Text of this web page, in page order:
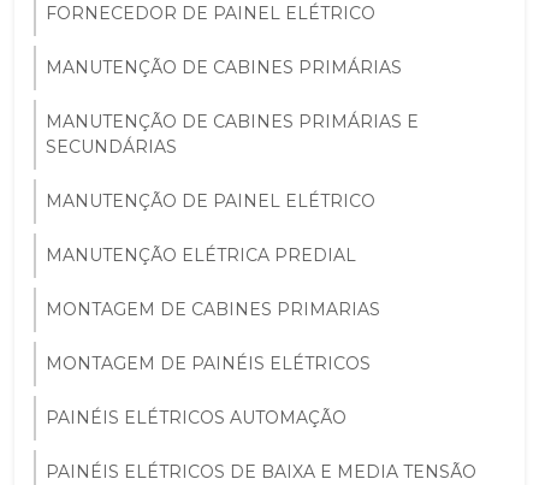
FORNECEDOR DE PAINEL ELÉTRICO
MANUTENÇÃO DE CABINES PRIMÁRIAS
MANUTENÇÃO DE CABINES PRIMÁRIAS E
SECUNDÁRIAS
MANUTENÇÃO DE PAINEL ELÉTRICO
MANUTENÇÃO ELÉTRICA PREDIAL
MONTAGEM DE CABINES PRIMARIAS
MONTAGEM DE PAINÉIS ELÉTRICOS
PAINÉIS ELÉTRICOS AUTOMAÇÃO
PAINÉIS ELÉTRICOS DE BAIXA E MEDIA TENSÃO